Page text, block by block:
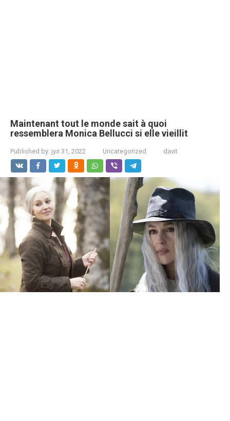
Maintenant tout le monde sait à quoi
ressemblera Monica Bellucci si elle vieillit
Published by: јул 31, 2022 Uncategorized davit